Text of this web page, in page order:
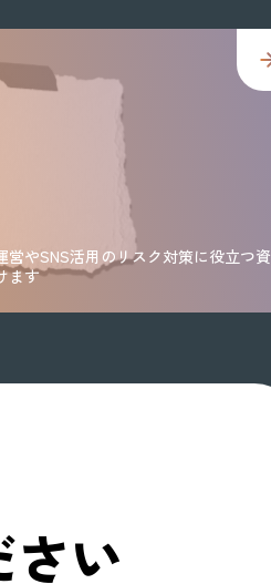
やSNS活用のリスク対策に役立つ資
ます
い